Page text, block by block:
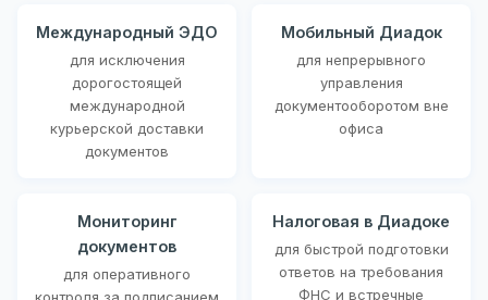
Международный ЭДО
для исключения
дорогостоящей
международной
курьерской доставки
документов
Мобильный Диадок
для непрерывного
управления
документооборотом вне
офиса
Мониторинг
документов
для оперативного
Налоговая в Диадоке
для быстрой подготовки
ответов на требования
ФНС и встречные